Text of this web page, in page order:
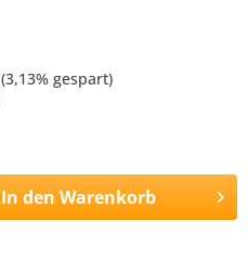
(3,13% gespart)
In den Warenkorb